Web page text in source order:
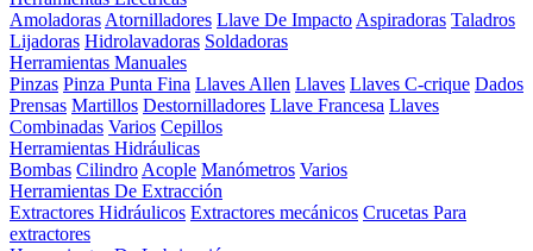
Amoladoras Atornilladores Llave De Impacto Aspiradoras Taladros
Lijadoras Hidrolavadoras Soldadoras
Herramientas Manuales
Pinzas Pinza Punta Fina Llaves Allen Llaves Llaves C-crique Dados
Prensas Martillos Destornilladores Llave Francesa Llaves
Combinadas Varios Cepillos
Herramientas Hidráulicas
Bombas Cilindro Acople Manómetros Varios
Herramientas De Extracción
Extractores Hidráulicos Extractores mecánicos Crucetas Para
extractores